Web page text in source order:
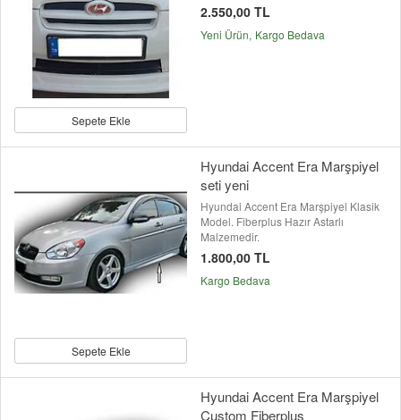
Sepete Ekle
2.550,00 TL
Yeni Ürün Kargo Bedava
Sepete Ekle
Hyundai Accent Era Marşpiyel
seti yeni
Hyundai Accent Era Marşpiyel Klasik
Model. Fiberplus Hazır Astarlı
Malzemedir.
1.800,00 TL
Kargo Bedava
Hyundai Accent Era Marşpiyel
Custom Fiberplus